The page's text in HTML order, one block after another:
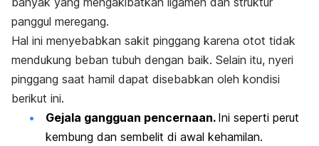
panggul meregang.
Hal ini menyebabkan sakit pinggang karena otot tidak
mendukung beban tubuh dengan baik. Selain itu, nyeri
pinggang saat hamil dapat disebabkan oleh kondisi
berikut ini.
Gejala gangguan pencernaan. Ini seperti perut
kembung dan sembelit di awal kehamilan.